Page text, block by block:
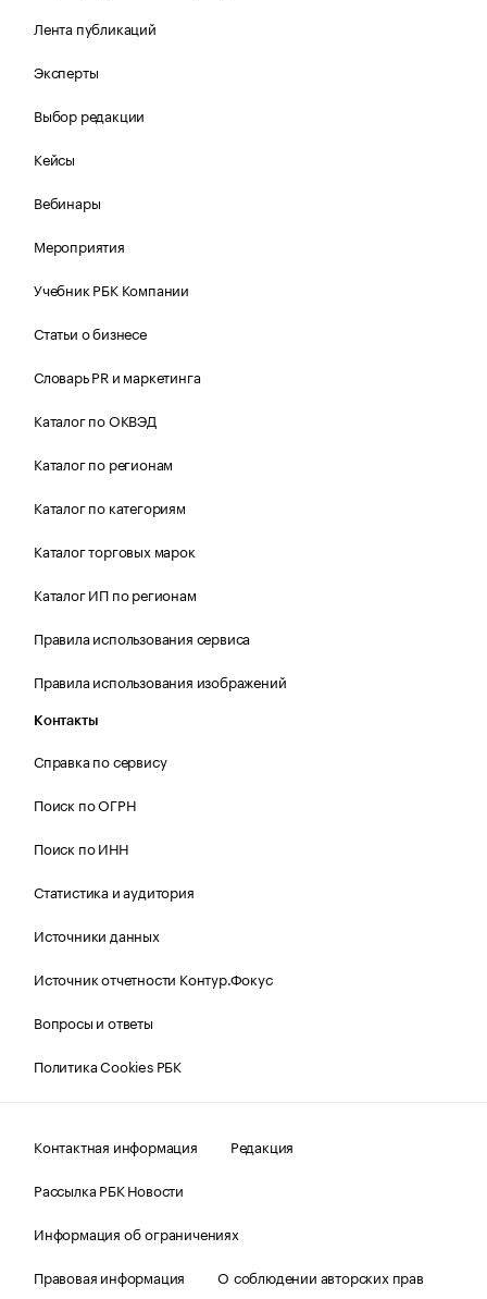
Лента публикаций
Эксперты
Выбор редакции
Кейсы
Вебинары
Мероприятия
Учебник РБК Компании
Статьи о бизнесе
Словарь PR и маркетинга
Каталог по ОКВЭД
Каталог по регионам
Каталог по категориям
Каталог торговых марок
Каталог ИП по регионам
Правила использования сервиса
Правила использования изображений
Контакты
Справка по сервису
Поиск по ОГРН
Поиск по ИНН
Статистика и аудитория
Источники данных
Источник отчетности Контур.Фокус
Вопросы и ответы
Политика Cookies РБК
Контактная информация
Редакция
Рассылка РБК Новости
Информация об ограничениях
Правовая информация
О соблюдении авторских прав